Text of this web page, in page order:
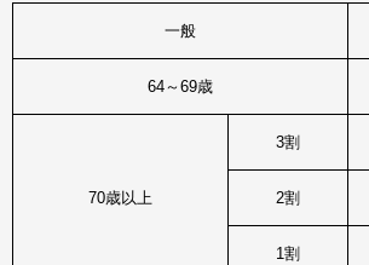
一般
64～69歳
70歳以上
3割
2割
1割